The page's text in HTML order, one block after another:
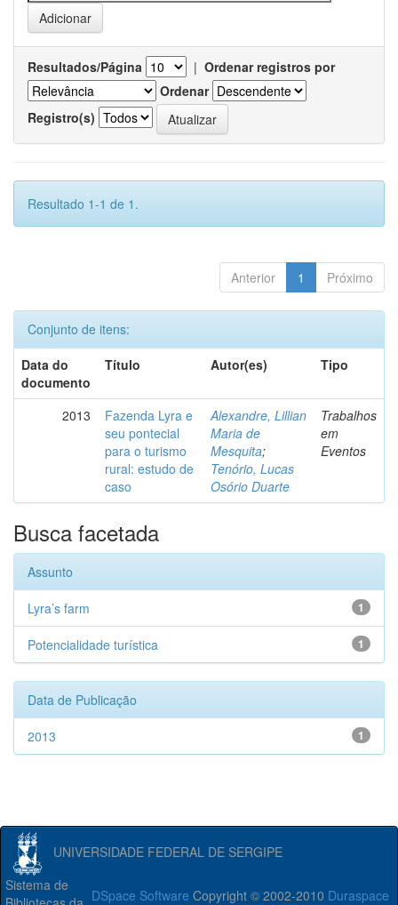
Resultados/Página | Ordenar registros por
Ordenar
Registro(s)
Resultado 1-1 de 1.
Anterior 1 Próximo
Conjunto de itens:
Data do
documento
Título Autor(es) Tipo
2013
Fazenda Lyra e
seu pontecial
para o turismo
rural: estudo de
caso
Alexandre, Lillian
Maria de
Mesquita;
Tenório, Lucas
Osório Duarte
Trabalhos
em
Eventos
Busca facetada
Assunto
1
Lyra’s farm
1
Potencialidade turística
Data de Publicação
1
2013
UNIVERSIDADE FEDERAL DE SERGIPE
DSpace Software Copyright © 2002-2010 Duraspace
Sistema de